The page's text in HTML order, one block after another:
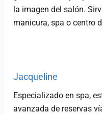
la imagen del salón.
manicura, spa o centro
Jacqueline
Especializado en spa,
avanzada de reservas